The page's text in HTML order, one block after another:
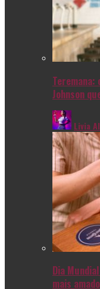
Teremana:
Johnson
Livia
Dia
mais